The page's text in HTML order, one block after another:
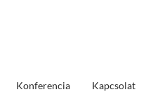
Konferencia Kapcsolat